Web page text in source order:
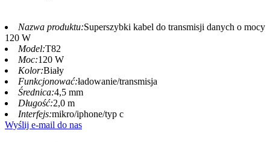
Nazwa produktu:Superszybki kabel do transmisji danych o mocy
120 W
Model:T82
Moc:120 W
Kolor:Biały
Funkcjonować:ładowanie/transmisja
Średnica:4,5 mm
Długość:2,0 m
Interfejs:mikro/iphone/typ c
Wyślij e-mail do nas